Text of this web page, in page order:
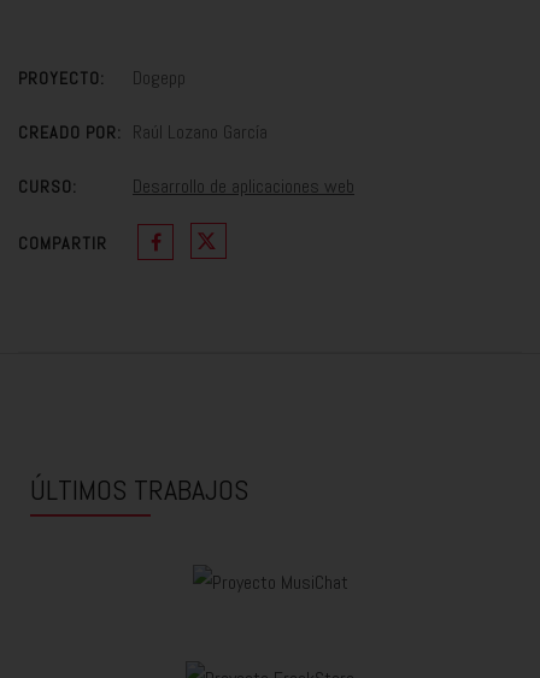
PROYECTO: Dogepp
CREADO POR: Raúl Lozano García
CURSO: Desarrollo de aplicaciones web
COMPARTIR
ÚLTIMOS TRABAJOS